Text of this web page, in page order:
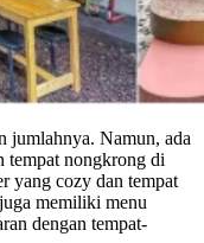
jumlahnya. Namun, ada
tempat nongkrong di
yang cozy dan tempat
memiliki menu
dengan tempat-